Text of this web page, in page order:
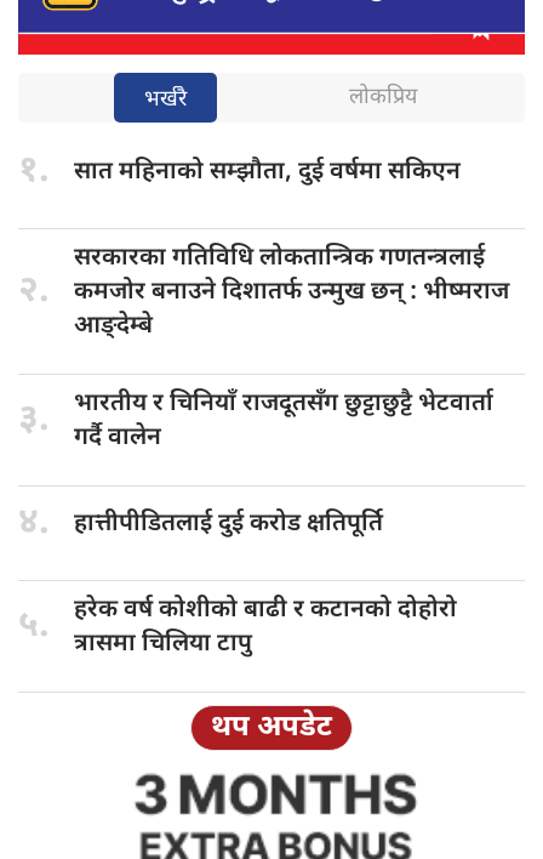
भर्खरै लोकप्रिय
१. सात महिनाकोसम्झौता, दुई वर्षमा सकिएन
२.
सरकारका गतिविधिलोकतान्त्रिक गणतन्त्रलाई
कमजोर बनाउने दिशातर्फ उन्मुख छन् : भीष्मराज
आङ्देम्बे
३. भारतीय रचिनियाँ राजदूतसँग छुट्टाछुट्टै भेटवार्ता
गर्दै वालेन
४. हात्तीपीडितलाई दुईकरोड क्षतिपूर्ति
५. हरेक वर्षकोशीको बाढी र कटानको दोहोरो
त्रासमा चिलिया टापु
थप अपडेट